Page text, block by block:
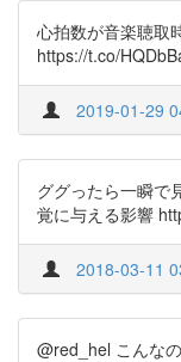
心拍数が音楽聴取
https://t.co/
2019-01-29
ググったら一瞬
覚に与える影響
2018-03-11
@red_hel こんな